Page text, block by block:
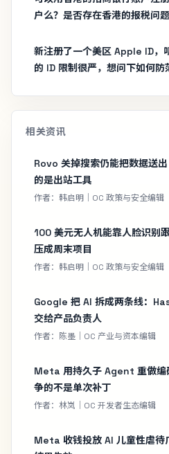
户么？是否存在香港的报税问题
新注册了一个美区 Apple ID，
的 ID 限制很严，想问下如何防
相关资讯
Rovo 关掉搜索仍能把数据送
的是出站工具
作者：韩启明｜OC 政策与安全编辑
100 美元无人机能靠人脸识别
压成周末项目
作者：韩启明｜OC 政策与安全编辑
Google 把 AI 拆成两条线：
交给产品负责人
作者：陈墨｜OC 产业与资本编辑
Meta 用持久子 Agent 重做
争的不是单次补丁
作者：林岚｜OC 开发者生态编辑
Meta 收钱投放 AI 儿童性虐待